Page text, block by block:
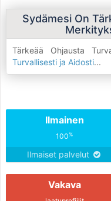
Sydämesi On
Tärkeää Ohjausta
Turvallisesti ja Aidosti...
Ilmainen
100%
Ilmaiset palvelut
Vakava